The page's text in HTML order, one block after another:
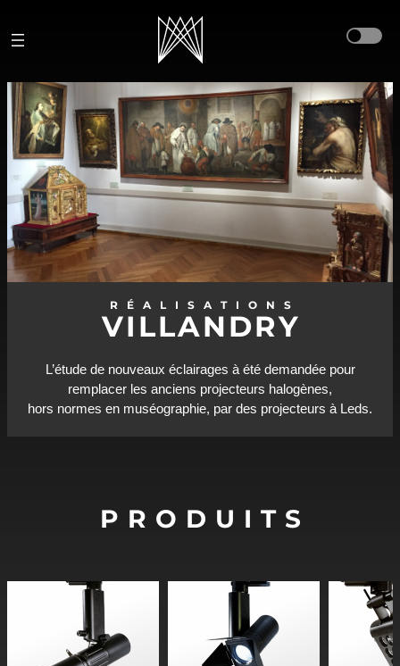
au
contenu
RÉALISATIONS
VILLANDRY
L’étude de nouveaux éclairages à été demandée pour
remplacer les anciens projecteurs halogènes,
hors normes en muséographie, par des projecteurs à Leds.
PRODUITS